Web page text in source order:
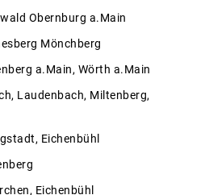
Obernburg a.Main
Mönchberg
a.Main, Wörth a.Main
Laudenbach, Miltenberg,
Eichenbühl
Eichenbühl